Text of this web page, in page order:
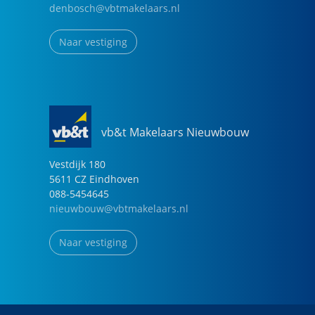
denbosch@vbtmakelaars.nl
Naar vestiging
vb&t Makelaars Nieuwbouw
Vestdijk 180
5611 CZ Eindhoven
088-5454645
nieuwbouw@vbtmakelaars.nl
Naar vestiging